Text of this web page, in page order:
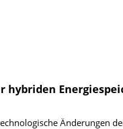
hybriden
Änderungen